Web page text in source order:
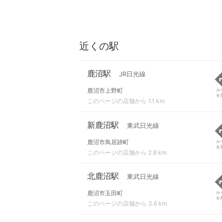
近くの駅
鹿沼駅 JR日光線
鹿沼市上野町
このページの店舗から 1.1 km
ル
を
新鹿沼駅 東武日光線
鹿沼市鳥居跡町
このページの店舗から 2.8 km
ル
を
北鹿沼駅 東武日光線
鹿沼市玉田町
このページの店舗から 3.6 km
ル
を